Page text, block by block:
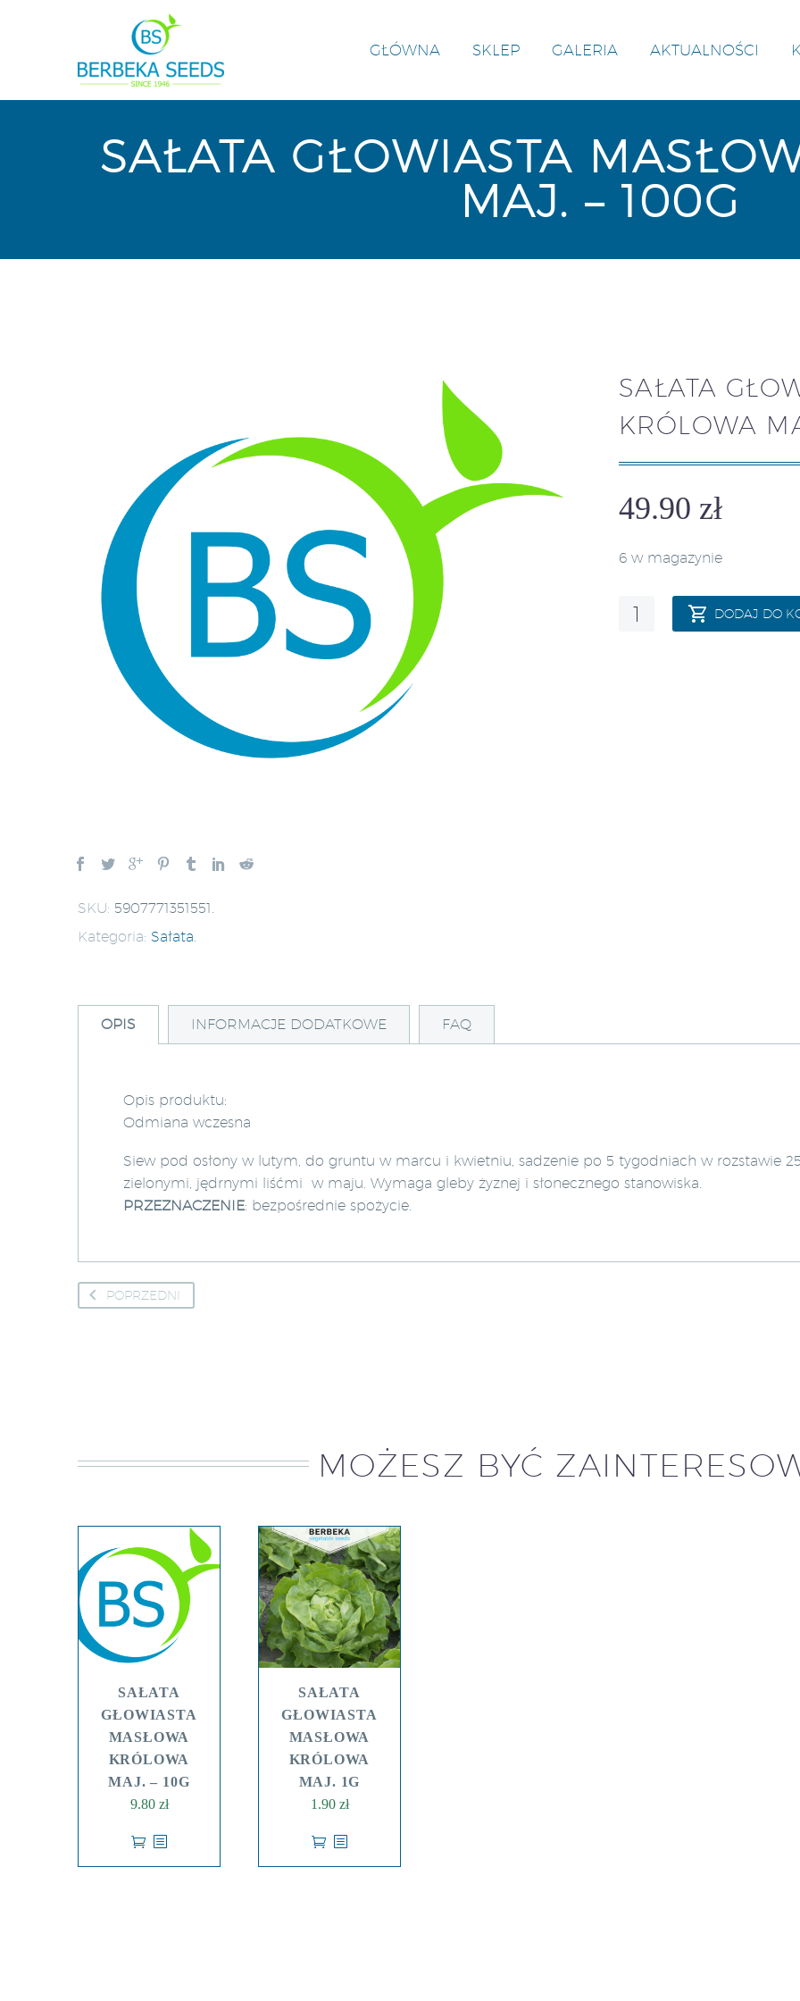
GŁÓWNA SKLEP GALERIA AKTUALNOŚCI
SAŁATA GŁOWIASTA
MAJ. – 100G
SKU: 5907771351551
Kategoria: Sałata
SAŁATA
KRÓLOWA
49.90 zł
6 w magazynie
ilość
DODAJ DO
OPIS INFORMACJE DODATKOWE FAQ
Opis produktu:
Odmiana wczesna
Siew pod osłony w lutym, do gruntu w marcu i kwietniu, sadzenie po 5 tygodniach w rozstawie
zielonymi, jędrnymi liśćmi w maju. Wymaga gleby żyznej i słonecznego stanowiska.
PRZEZNACZENIE: bezpośrednie spożycie.
POPRZEDNI
MOŻESZ BYĆ
SAŁATA
GŁOWIASTA
MASŁOWA
KRÓLOWA
MAJ. – 10G
9.80 zł
SAŁATA
GŁOWIASTA
MASŁOWA
KRÓLOWA
MAJ. 1G
1.90 zł